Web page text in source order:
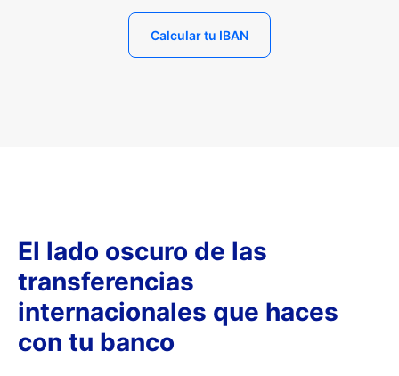
Calcular tu IBAN
El lado oscuro de las
transferencias
internacionales que haces
con tu banco